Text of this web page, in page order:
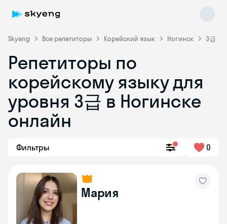
Skyeng Все репетиторы Корейский язык Ногинск 3급
Репетиторы по
корейскому языку для
уровня 3급 в Ногинске
онлайн
Фильтры 0
Мария
Skyeng Chat